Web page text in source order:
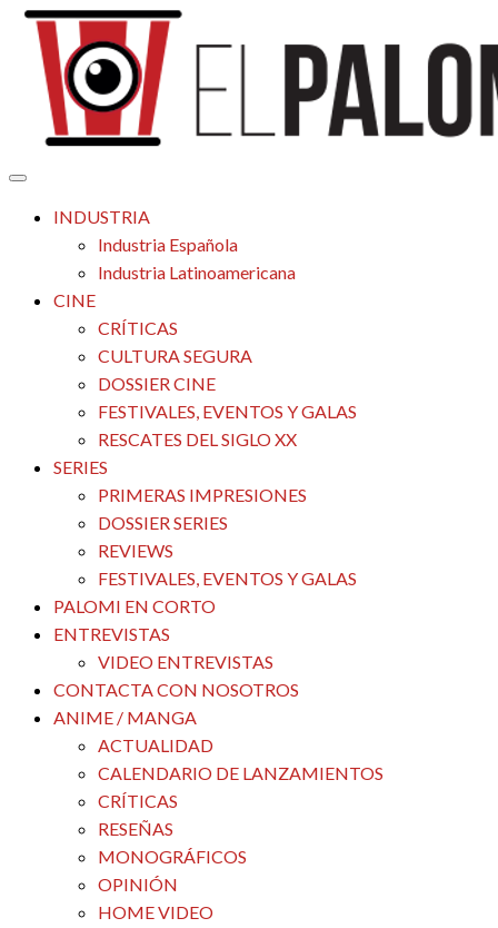
Saltar
contenido
El Palomitrón
Tu espacio de la industria de cine española y latinoamericana
INDUSTRIA
Industria Española
Industria Latinoamericana
CINE
CRÍTICAS
CULTURA SEGURA
DOSSIER CINE
FESTIVALES, EVENTOS Y GALAS
RESCATES DEL SIGLO XX
SERIES
PRIMERAS IMPRESIONES
DOSSIER SERIES
REVIEWS
FESTIVALES, EVENTOS Y GALAS
PALOMI EN CORTO
ENTREVISTAS
VIDEO ENTREVISTAS
CONTACTA CON NOSOTROS
ANIME / MANGA
ACTUALIDAD
CALENDARIO DE LANZAMIENTOS
CRÍTICAS
RESEÑAS
MONOGRÁFICOS
OPINIÓN
HOME VIDEO